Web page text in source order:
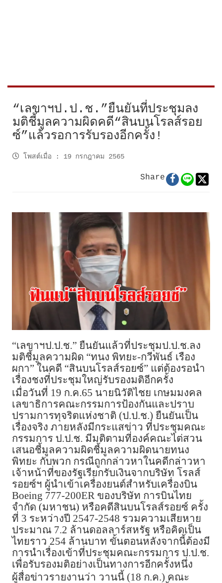
“เลขาฯป.ป.ช.”ยืนยันที่ประชุมลง
มติชี้มูลความผิดคดี“สินบนโรลส์รอย
ซ์”แล้วรอการรับรองอีกครั้ง!
โพสต์เมื่อ : 19 กรกฎาคม 2565
Share
“เลขาฯป.ป.ช.” ยืนยันแล้วที่ประชุมป.ป.ช.ลง
มติชี้มูลความผิด “ทนง พิทยะ-กวีพันธ์ เรือง
ผกา” ในคดี “สินบนโรลส์รอยซ์” แต่ต้องรอนำ
เรื่องชงที่ประชุมใหญ่รับรองมติอีกครั้ง
เมื่อวันที่ 19 ก.ค.65 นายนิวัติไชย เกษมมงคล
เลขาธิการคณะกรรมการป้องกันและปราบ
ปรามการทุจริตแห่งชาติ (ป.ป.ช.) ยืนยันเป็น
เรื่องจริง ภายหลังมีกระแสข่าว ที่ประชุมคณะ
กรรมการ ป.ป.ช. มีมติตามที่องค์คณะไต่สวน
เสนอชี้มูลความผิดชี้มูลความผิดนายทนง
พิทยะ กับพวก กรณีถูกกล่าวหาในคดีกล่าวหา
เจ้าหน้าที่ของรัฐเรียกรับเงินจากบริษัท โรลส์
รอยซ์ฯ ผู้นำเข้าเครื่องยนต์สำหรับเครื่องบิน
Boeing 777-200ER ของบริษัท การบินไทย
จำกัด (มหาชน) หรือคดีสินบนโรลส์รอยซ์ ครั้ง
ที่ 3 ระหว่างปี 2547-2548 รวมความเสียหาย
ประมาณ 7.2 ล้านดอลลาร์สหรัฐ หรือคิดเป็น
ไทยราว 254 ล้านบาท ขั้นตอนหลังจากนี้ต้องมี
การนำเรื่องเข้าที่ประชุมคณะกรรมการ ป.ป.ช.
เพื่อรับรองมติอย่างเป็นทางการอีกครั้งหนึ่ง
ผู้สื่อข่าวรายงานว่า วานนี้ (18 ก.ค.) คณะ